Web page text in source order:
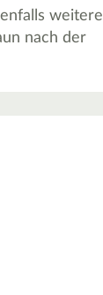
weitere
nach der